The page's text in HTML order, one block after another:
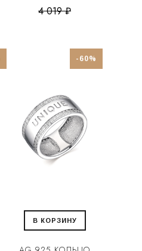
4 019 ₽
-60%
В КОРЗИНУ